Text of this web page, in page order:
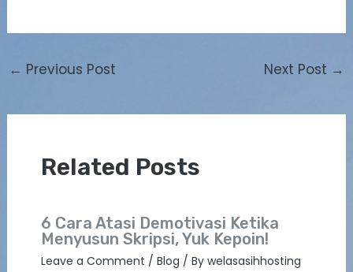
← Previous Post Next Post →
Related Posts
6 Cara Atasi Demotivasi Ketika
Menyusun Skripsi, Yuk Kepoin!
Leave a Comment / Blog / By welasasihhosting